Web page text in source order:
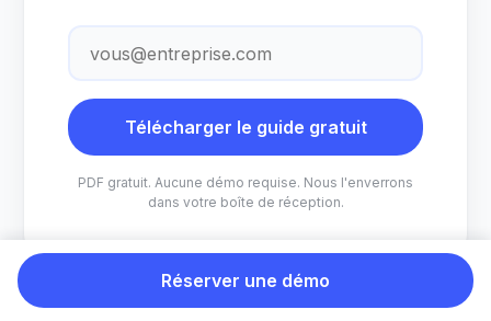
Télécharger le guide gratuit
PDF gratuit. Aucune démo requise. Nous l'enverrons
dans votre boîte de réception.
Réserver une démo